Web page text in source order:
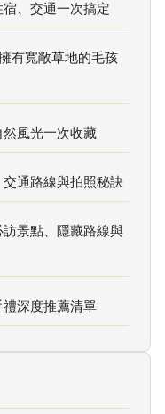
、交通一次搞定
有寬敞草地的毛孩
風光一次收藏
通路線與拍照秘訣
景點、隱藏路線與
深度推薦清單